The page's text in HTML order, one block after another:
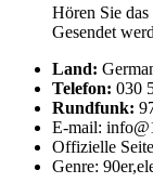
Hören Sie
Gesendet
Land:
Telefon: 030
Rundfunk:
E-mail:
Offizielle
Genre: